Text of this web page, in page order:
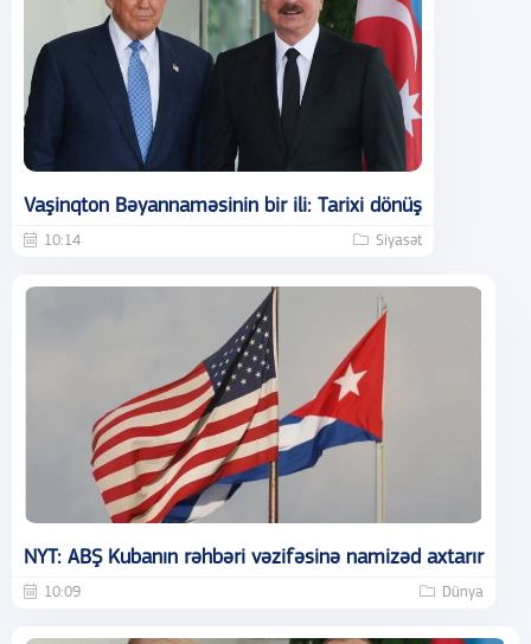
Vaşinqton Bəyannaməsinin bir ili: Tarixi dönüş
10:14 Siyasət
NYT: ABŞ Kubanın rəhbəri vəzifəsinə namizəd axtarır
10:09 Dünya